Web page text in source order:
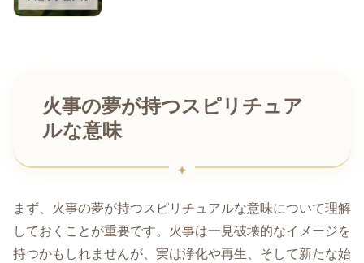
火事の夢が持つスピリチュア
ルな意味
まず、火事の夢が持つスピリチュアルな意味について理解
しておくことが重要です。火事は一見破壊的なイメージを
持つかもしれませんが、実は浄化や再生、そして新たな始